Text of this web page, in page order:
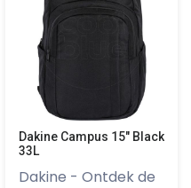
Dakine Campus 15" Black
33L
Dakine - Ontdek de